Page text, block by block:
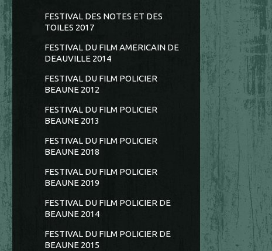
FESTIVAL DES NOTES ET DES
TOILES 2017
FESTIVAL DU FILM AMERICAIN DE
DEAUVILLE 2014
FESTIVAL DU FILM POLICIER
BEAUNE 2012
FESTIVAL DU FILM POLICIER
BEAUNE 2013
FESTIVAL DU FILM POLICIER
BEAUNE 2018
FESTIVAL DU FILM POLICIER
BEAUNE 2019
FESTIVAL DU FILM POLICIER DE
BEAUNE 2014
FESTIVAL DU FILM POLICIER DE
BEAUNE 2015